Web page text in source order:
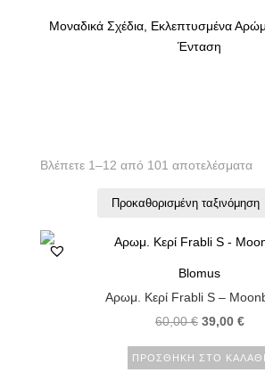
Μοναδικά Σχέδια, Εκλεπτυσμένα
Ένταση
Βλέπετε 1–12 από 101 αποτελέσματα
Blomus
Αρωμ. Κερί Frabli S –
60,00€ 39,00 €
ΠΡΟΣΘΉΚΗ ΣΤΟ ΚΑΛΆΘΙ